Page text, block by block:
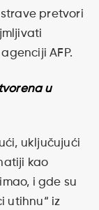
pretvori
AFP.
u
uključujući
kao
i gde su
utihnu“ iz